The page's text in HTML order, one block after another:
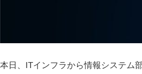
本日、ITインフラから情報システム